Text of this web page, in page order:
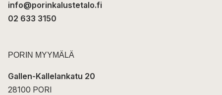
info@porinkalustetalo.fi
02 633 3150
PORIN MYYMÄLÄ
Gallen-Kallelankatu 20
28100 PORI